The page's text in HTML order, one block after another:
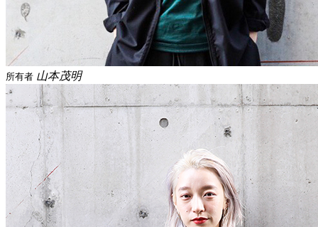
所有者 山本茂明